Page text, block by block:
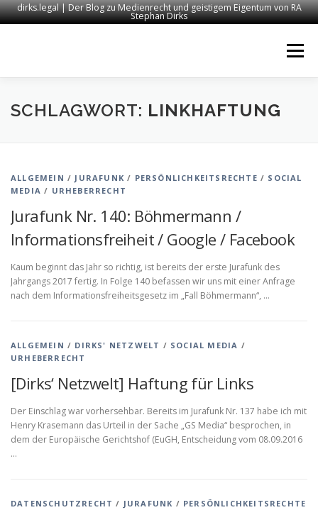
dirks.legal | Der Blog zu Medienrecht und geistigem Eigentum von RA
Stephan Dirks
Menü
START KONTAKT RECHTSANWALT DIRKS
SCHLAGWORT: LINKHAFTUNG
ALLGEMEIN / JURAFUNK / PERSÖNLICHKEITSRECHTE / SOCIAL
MEDIA / URHEBERRECHT
Jurafunk Nr. 140: Böhmermann /
Informationsfreiheit / Google / Facebook
Kaum beginnt das Jahr so richtig, ist bereits der erste Jurafunk des
Jahrgangs 2017 fertig. In Folge 140 befassen wir uns mit einer Anfrage
nach dem Informationsfreiheitsgesetz im „Fall Böhmermann“, …
ALLGEMEIN / DIRKS' NETZWELT / SOCIAL MEDIA /
URHEBERRECHT
[Dirks‘ Netzwelt] Haftung für Links
Der Einschlag war vorhersehbar. Bereits im Jurafunk Nr. 137 habe ich mit
Henry Krasemann das Urteil in der Sache „GS Media“ besprochen, in
dem der Europäische Gerichtshof (EuGH, Entscheidung vom 08.09.2016
…
DATENSCHUTZRECHT / JURAFUNK / PERSÖNLICHKEITSRECHTE